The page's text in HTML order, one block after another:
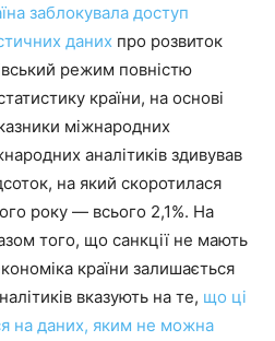
заблокувала доступ
даних про розвиток
режим повністю
країни, на основі
міжнародних
аналітиків здивував
на який скоротилася
року — всього 2,1%. На
того, що санкції не мають
країни залишається
вказують на те, що ці
на даних, яким не можна